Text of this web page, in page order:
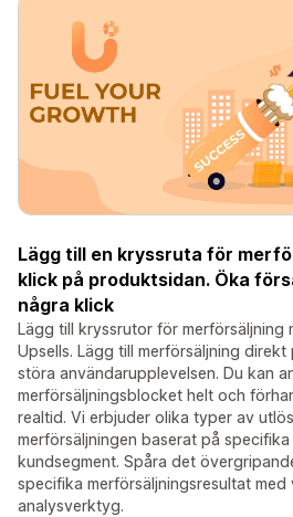
Lägg till en kryssruta för
klick på produktsidan. Öka
några klick
Lägg till kryssrutor för merförsäljning
Upsells. Lägg till merförsäljning
störa användarupplevelsen. Du kan
merförsäljningsblocket helt och
realtid. Vi erbjuder olika typer av
merförsäljningen baserat på
kundsegment. Spåra det
specifika merförsäljningsresultat
analysverktyg.